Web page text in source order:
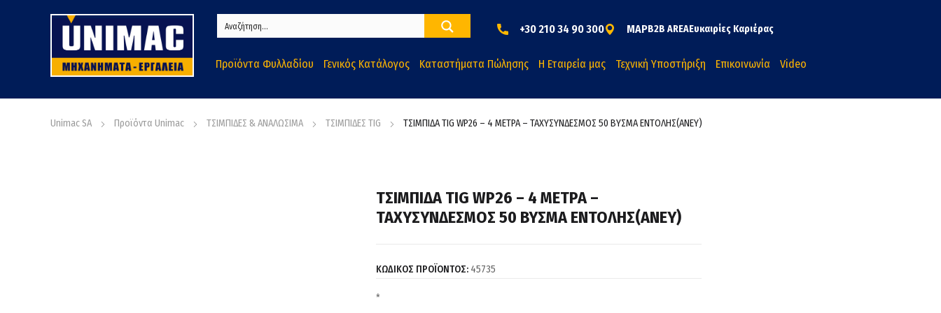
+30 210 34 90 300 MAPB2B AREAΕυκαιρίες Καριέρας
Προϊόντα Φυλλαδίου Γενικός Κατάλογος Καταστήματα Πώλησης Η Εταιρεία μας Τεχνική Υποστήριξη Επικοινωνία Video
Unimac SA Προϊόντα Unimac ΤΣΙΜΠΙΔΕΣ & ΑΝΑΛΩΣΙΜΑ ΤΣΙΜΠΙΔΕΣ TIG ΤΣΙΜΠΙΔΑ TIG WP26 – 4 ΜΕΤΡΑ – ΤΑΧΥΣΥΝΔΕΣΜΟΣ 50 ΒΥΣΜΑ ΕΝΤΟΛΗΣ(ΑΝΕΥ)
ΤΣΙΜΠΙΔΑ TIG WP26 – 4 ΜΕΤΡΑ –
ΤΑΧΥΣΥΝΔΕΣΜΟΣ 50 ΒΥΣΜΑ ΕΝΤΟΛΗΣ(ΑΝΕΥ)
ΚΩΔΙΚΟΣ ΠΡΟΪΟΝΤΟΣ: 45735
*